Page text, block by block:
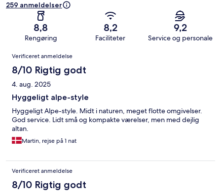
259 anmeldelser
8,8
Rengøring
8,2
Faciliteter
9,2
Service og personale
Anmeldelser
Verificeret anmeldelse
8/10 Rigtig godt
4. aug. 2025
Hyggeligt alpe-style
Hyggeligt Alpe-style. Midt i naturen, meget flotte omgivelser.
God service. Lidt små og kompakte værelser, men med dejlig
altan.
Martin, rejse på 1 nat
Verificeret anmeldelse
8/10 Rigtig godt